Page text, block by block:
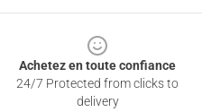
Achetez en toute confiance
24/7 Protected from clicks to
delivery